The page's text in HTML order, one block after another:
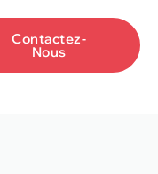
Contactez-
Nous